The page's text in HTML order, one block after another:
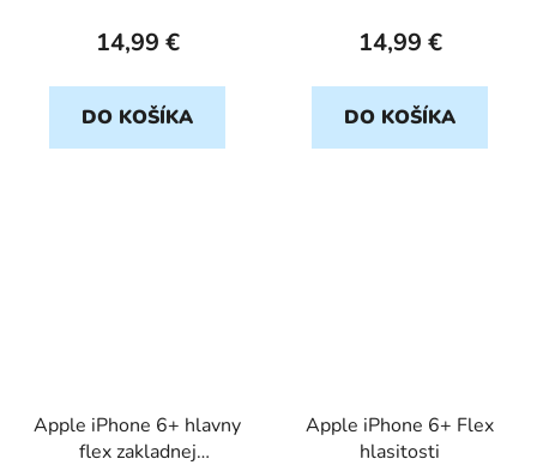
14,99 €
DO KOŠÍKA
14,99 €
DO KOŠÍKA
Apple iPhone 6+ hlavny
flex zakladnej
Apple iPhone 6+ Flex
hlasitosti